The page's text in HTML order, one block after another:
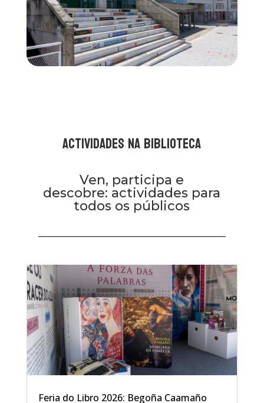
ACTIVIDADES NA BIBLIOTECA
Ven, participa e
descobre: actividades para
todos os públicos
Feria do Libro 2026: Begoña Caamaño